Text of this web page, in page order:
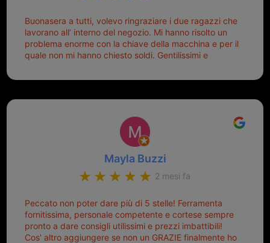
Buonasera a tutti, volevo ringraziare i due ragazzi che
lavorano all’ interno del negozio. Mi hanno risolto un
problema enorme con la chiave della macchina e per il
quale non mi hanno chiesto soldi. Gentilissimi e
Sicuramente tornerò qui per qualsiasi altro problema.
Mayla Buzzi
2 mesi fa
Peccato non poter dare più di 5 stelle! Ferramenta
fornitissima, personale competente e cortese sempre
pronto a dare consigli utilissimi e prezzi imbattibili!
Cos' altro aggiungere se non un GRAZIE finalmente ho